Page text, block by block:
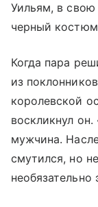
Уильям, в свою
черный
Когда пара
из
королевской
воскликнул
мужчина.
смутился, но
необязательно